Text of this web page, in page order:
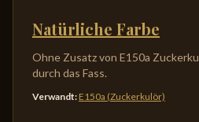
Natürliche Farbe
Ohne Zusatz von E150a
durch das Fass.
Verwandt: E150a (Zuckerkulör)